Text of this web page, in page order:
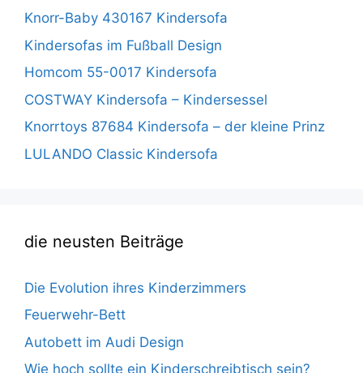
Knorr-Baby 430167 Kindersofa
Kindersofas im Fußball Design
Homcom 55-0017 Kindersofa
COSTWAY Kindersofa – Kindersessel
Knorrtoys 87684 Kindersofa – der kleine Prinz
LULANDO Classic Kindersofa
die neusten Beiträge
Die Evolution ihres Kinderzimmers
Feuerwehr-Bett
Autobett im Audi Design
Wie hoch sollte ein Kinderschreibtisch sein?